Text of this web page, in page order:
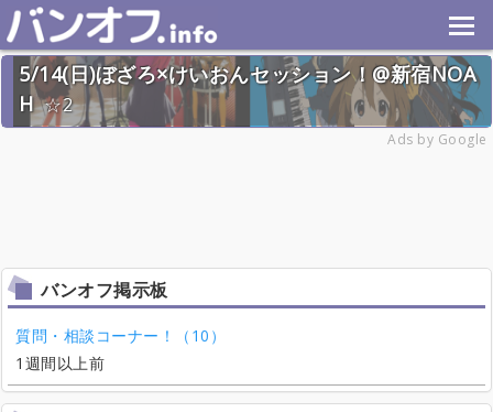
5/14(日)ぼざろ×けいおんセッション！@新宿NOA
H
2
Ads by Google
バンオフ掲示板
質問・相談コーナー！（10）
1週間以上前